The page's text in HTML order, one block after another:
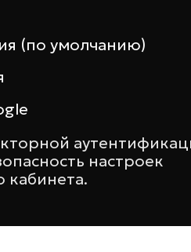
(по умолчанию)
настроек
кабинета.